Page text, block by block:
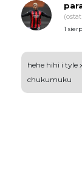
1
hehe hihi i tyle
chukumuku